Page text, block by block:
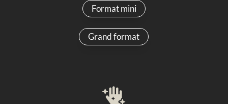
Format mini
Grand format
